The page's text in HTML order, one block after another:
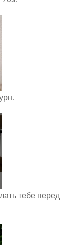
тебе перед